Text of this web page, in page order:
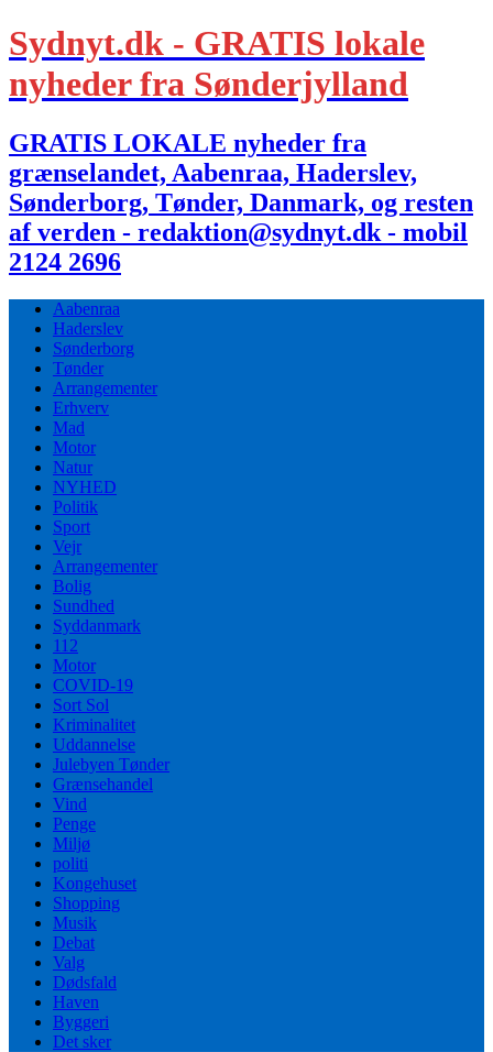
Sydnyt.dk - GRATIS lokale
nyheder fra Sønderjylland
GRATIS LOKALE nyheder fra
grænselandet, Aabenraa, Haderslev,
Sønderborg, Tønder, Danmark, og resten
af verden - redaktion@sydnyt.dk - mobil
2124 2696
Aabenraa
Haderslev
Sønderborg
Tønder
Arrangementer
Erhverv
Mad
Motor
Natur
NYHED
Politik
Sport
Vejr
Arrangementer
Bolig
Sundhed
Syddanmark
112
Motor
COVID-19
Sort Sol
Kriminalitet
Uddannelse
Julebyen Tønder
Grænsehandel
Vind
Penge
Miljø
politi
Kongehuset
Shopping
Musik
Debat
Valg
Dødsfald
Haven
Byggeri
Det sker